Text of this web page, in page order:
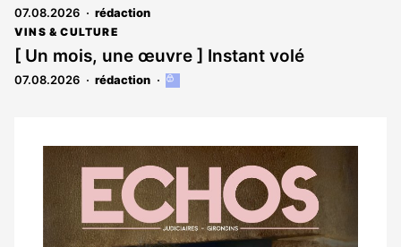
07.08.2026 rédaction
VINS & CULTURE
[ Un mois, une œuvre ] Instant volé
07.08.2026 rédaction
Cet
aux
abonnés
Notre
dernier
magazine